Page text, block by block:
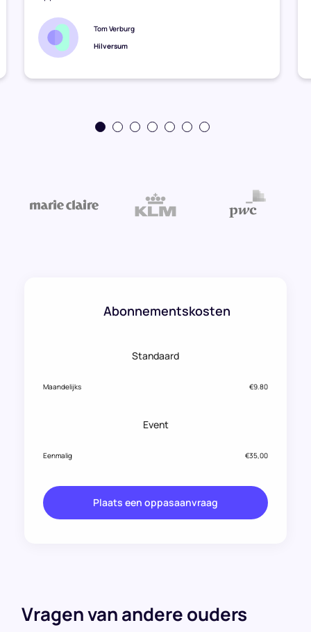
Tom Verburg
Hilversum
Abonnementskosten
Standaard
Maandelijks €9.80
Event
Eenmalig €35,00
Plaats een oppasaanvraag
Vragen van andere ouders